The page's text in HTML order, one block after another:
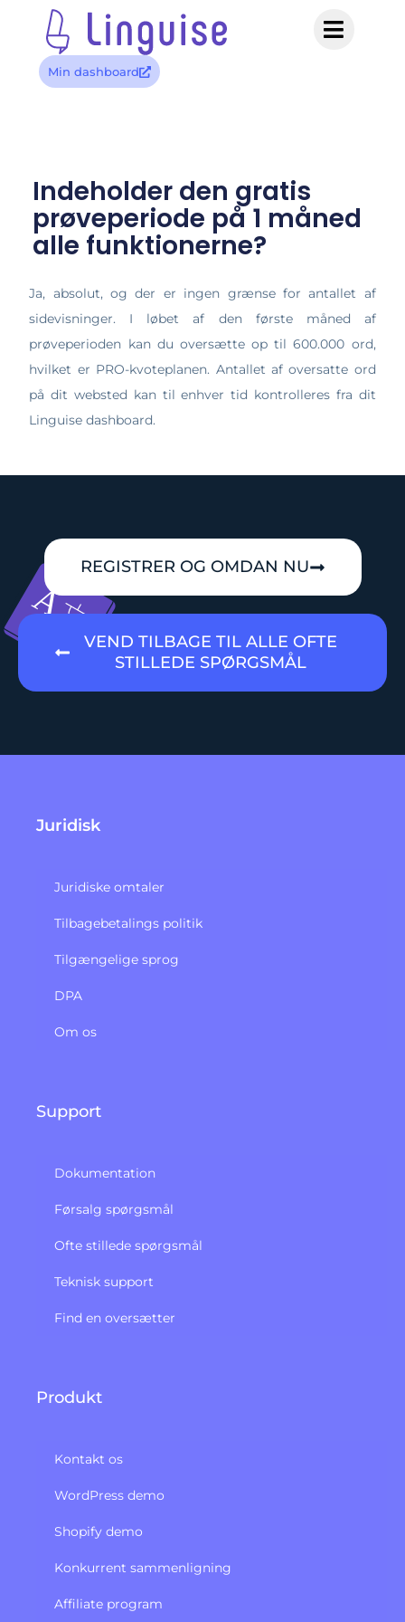
Min dashboard
Indeholder den gratis
prøveperiode på 1 måned
alle funktionerne?
Ja, absolut, og der er ingen grænse for antallet af
sidevisninger. I løbet af den første måned af
prøveperioden kan du oversætte op til 600.000 ord,
hvilket er PRO-kvoteplanen. Antallet af oversatte ord
på dit websted kan til enhver tid kontrolleres fra dit
Linguise dashboard.
REGISTRER OG OMDAN NU
VEND TILBAGE TIL ALLE OFTE
STILLEDE SPØRGSMÅL
Juridisk
Juridiske omtaler
Tilbagebetalings politik​
Tilgængelige sprog
DPA
Om os
Support
Dokumentation
Førsalg spørgsmål
Ofte stillede spørgsmål
Teknisk support
Find en oversætter
Produkt
Kontakt os
WordPress demo
Shopify demo
Konkurrent sammenligning
Affiliate program